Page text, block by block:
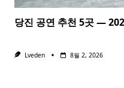
당진 공연 추천 5곳 —
Lveden 8월 2, 2026